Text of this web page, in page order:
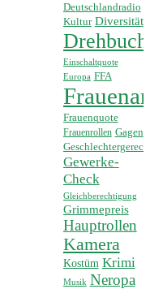
Deutschlandradio
Kultur Diversität
Drehbuch
Einschaltquote
Europa FFA
Frauenquote
Frauenrollen Gagen
Gewerke-
Check
Gleichberechtigung
Grimmepreis
Hauptrollen
Kamera
Kostüm Krimi
Musik Neropa